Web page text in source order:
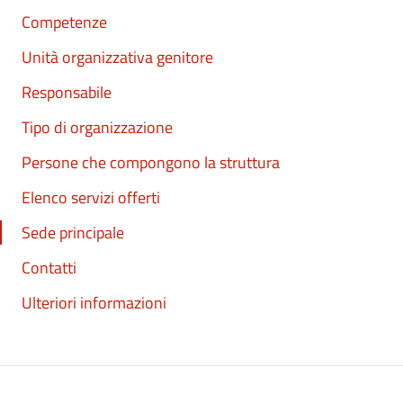
Competenze
Unità organizzativa genitore
Responsabile
Tipo di organizzazione
Persone che compongono la struttura
Elenco servizi offerti
Sede principale
Contatti
Ulteriori informazioni